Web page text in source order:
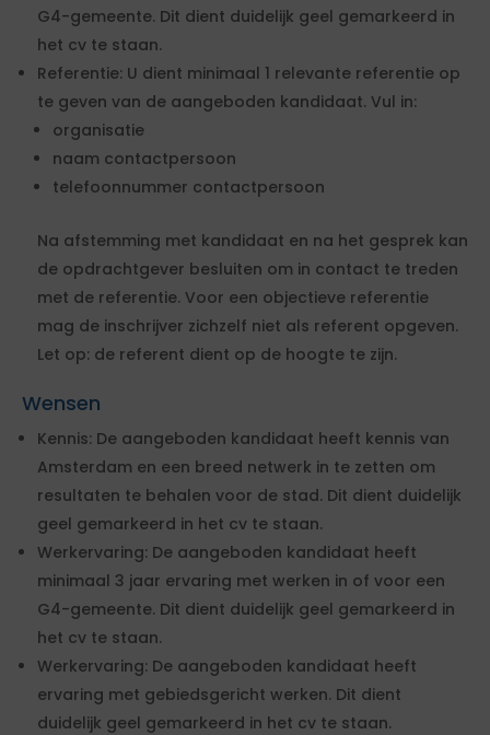
G4-gemeente. Dit dient duidelijk geel gemarkeerd in
het cv te staan.
Referentie: U dient minimaal 1 relevante referentie op
te geven van de aangeboden kandidaat. Vul in:
organisatie
naam contactpersoon
telefoonnummer contactpersoon
Na afstemming met kandidaat en na het gesprek kan
de opdrachtgever besluiten om in contact te treden
met de referentie. Voor een objectieve referentie
mag de inschrijver zichzelf niet als referent opgeven.
Let op: de referent dient op de hoogte te zijn.
Wensen
Kennis: De aangeboden kandidaat heeft kennis van
Amsterdam en een breed netwerk in te zetten om
resultaten te behalen voor de stad. Dit dient duidelijk
geel gemarkeerd in het cv te staan.
Werkervaring: De aangeboden kandidaat heeft
minimaal 3 jaar ervaring met werken in of voor een
G4-gemeente. Dit dient duidelijk geel gemarkeerd in
het cv te staan.
Werkervaring: De aangeboden kandidaat heeft
ervaring met gebiedsgericht werken. Dit dient
duidelijk geel gemarkeerd in het cv te staan.